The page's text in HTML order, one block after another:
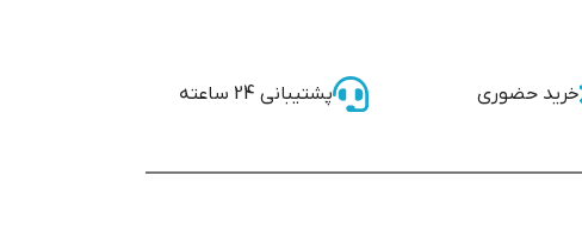
خرید حضوری پشتیبانی 24 ساعته